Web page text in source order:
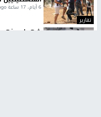
تقارير
6 أيام، 17 ساعة ago
شهداء بينهم